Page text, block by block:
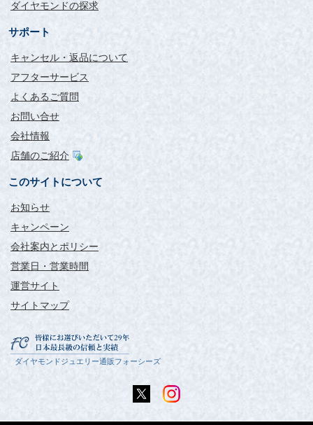
ダイヤモンドの探求
サポート
キャンセル・返品について
アフターサービス
よくあるご質問
お問い合せ
会社情報
店舗のご紹介
このサイトについて
お知らせ
キャンペーン
会社案内とポリシー
営業日・営業時間
運営サイト
サイトマップ
ダイヤモンドジュエリー通販フォーシーズ